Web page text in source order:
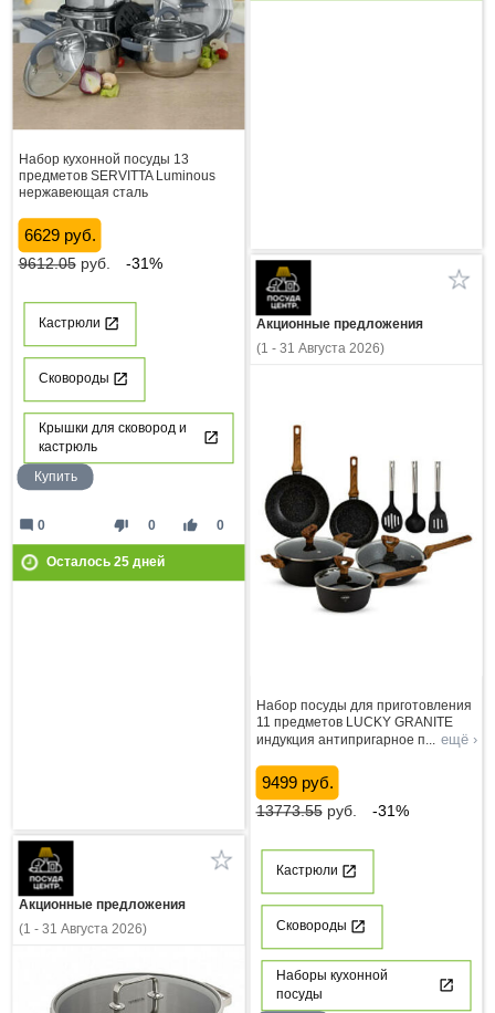
Набор кухонной посуды 13
предметов SERVITTA Luminous
нержавеющая сталь
6629 руб.
9612.05руб. -31%
Кастрюли
Сковороды
Крышки для сковород и
кастрюль
Купить
thumb_down 0 thumb_up 0
mode_comment 0
Осталось 25дней
Акционные предложения
(1 - 31 Августа 2026)
Набор посуды для приготовления
11 предметов LUCKY GRANITE
индукция антипригарное п... ещё ›
9499 руб.
13773.55руб. -31%
Кастрюли
Сковороды
Наборы кухонной
посуды
Акционные предложения
(1 - 31 Августа 2026)